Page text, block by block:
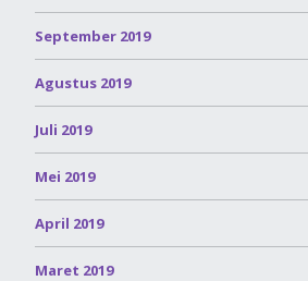
September 2019
Agustus 2019
Juli 2019
Mei 2019
April 2019
Maret 2019